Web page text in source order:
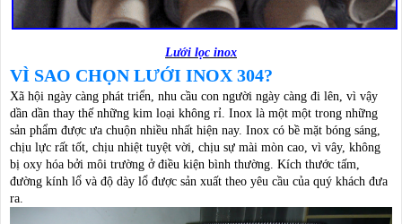
Lưới lọc inox
VÌ SAO CHỌN LƯỚI INOX 304?
Xã hội ngày càng phát triển, nhu cầu con người ngày càng đi lên, vì vậy
dần dần thay thế những kim loại không rỉ. Inox là một một trong những
sản phẩm được ưa chuộn nhiều nhất hiện nay. Inox có bề mặt bóng sáng,
chịu lực rất tốt, chịu nhiệt tuyệt vời, chịu sự mài mòn cao, vì vây, không
bị oxy hóa bởi môi trường ở điều kiện bình thường. Kích thước tấm,
đường kính lổ và độ dày lổ được sản xuất theo yêu cầu của quý khách đưa
ra.